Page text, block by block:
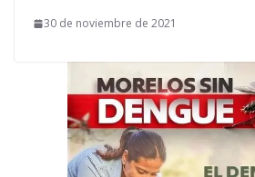
30 de noviembre de 2021